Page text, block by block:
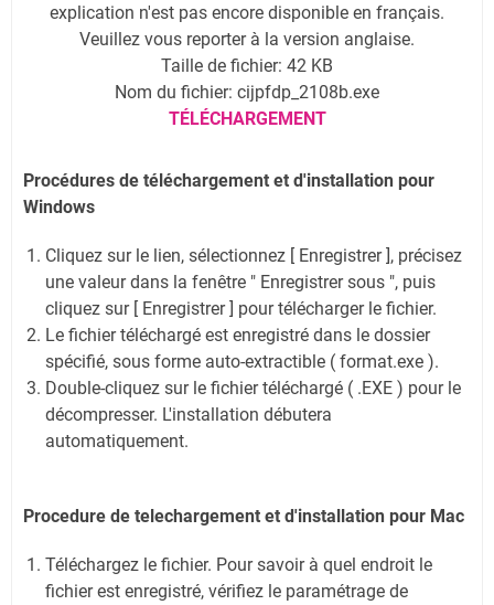
explication n'est pas encore disponible en français.
Veuillez vous reporter à la version anglaise.
Taille de fichier: 42 KB
Nom du fichier: cijpfdp_2108b.exe
TÉLÉCHARGEMENT
Procédures de téléchargement et d'installation pour
Windows
Cliquez sur le lien, sélectionnez [ Enregistrer ], précisez
une valeur dans la fenêtre " Enregistrer sous ", puis
cliquez sur [ Enregistrer ] pour télécharger le fichier.
Le fichier téléchargé est enregistré dans le dossier
spécifié, sous forme auto-extractible ( format.exe ).
Double-cliquez sur le fichier téléchargé ( .EXE ) pour le
décompresser. L'installation débutera
automatiquement.
Procedure de telechargement et d'installation pour Mac
Téléchargez le fichier. Pour savoir à quel endroit le
fichier est enregistré, vérifiez le paramétrage de